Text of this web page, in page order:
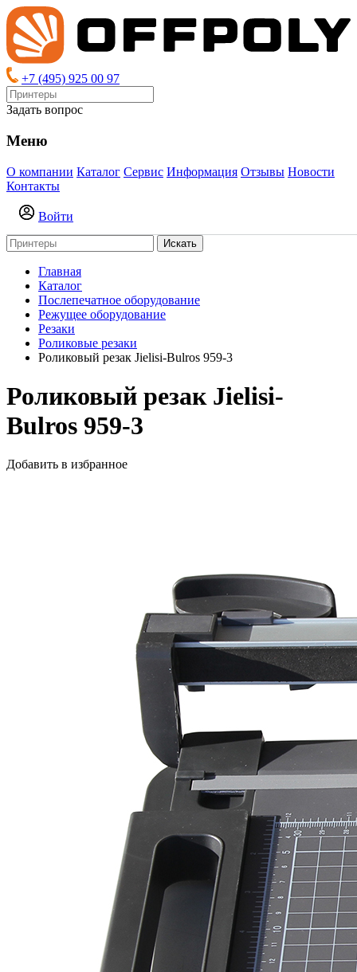
+7 (495) 925 00 97
Задать вопрос
Меню
О компании Каталог Сервис Информация Отзывы Новости
Контакты
Войти
Искать
Главная
Каталог
Послепечатное оборудование
Режущее оборудование
Резаки
Роликовые резаки
Роликовый резак Jielisi-Bulros 959-3
Роликовый резак Jielisi-
Bulros 959-3
Добавить в избранное